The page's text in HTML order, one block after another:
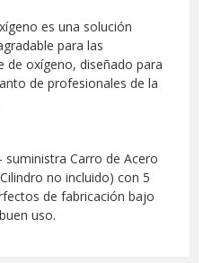
es una solución
para las
de oxígeno, diseñado para
de profesionales de la
Carro de Acero
no incluido) con 5
de fabricación bajo
uso.